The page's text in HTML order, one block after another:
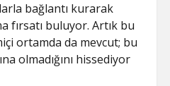
bağlantı kurarak
fırsatı buluyor. Artık bu
ortamda da mevcut; bu
olmadığını hissediyor